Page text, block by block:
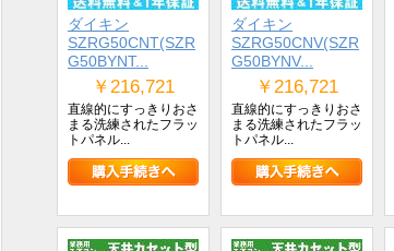
ダイキン
SZRG50CNT(SZR
G50BYNT...
￥216,721
直線的にすっきりおさ
まる洗練されたフラッ
トパネル...
ダイキン
SZRG50CNV(SZR
G50BYNV...
￥216,721
直線的にすっきりおさ
まる洗練されたフラッ
トパネル...